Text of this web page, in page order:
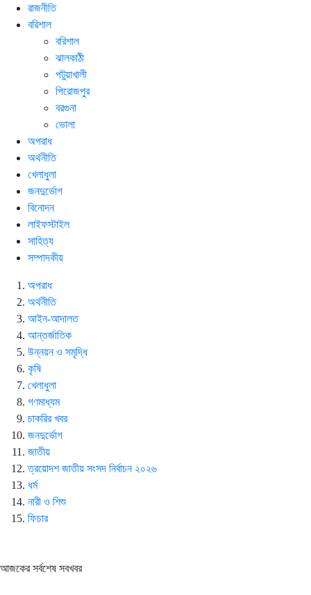
রাজনীতি
বরিশাল
বরিশাল
ঝালকাঠী
পটুয়াখালী
পিরোজপুর
বরগুনা
ভোলা
অপরাধ
অর্থনীতি
খেলাধুলা
জনদুর্ভোগ
বিনোদন
লাইফস্টাইল
সাহিত্য
সম্পাদকীয়
অপরাধ
অর্থনীতি
আইন-আদালত
আন্তর্জাতিক
উন্নয়ন ও সমৃদ্ধি
কৃষি
খেলাধুলা
গণমাধ্যম
চাকরির খবর
জনদুর্ভোগ
জাতীয়
ত্রয়োদশ জাতীয় সংসদ নির্বাচন ২০২৬
ধর্ম
নারী ও শিশু
ফিচার
আজকের সর্বশেষ সবখবর